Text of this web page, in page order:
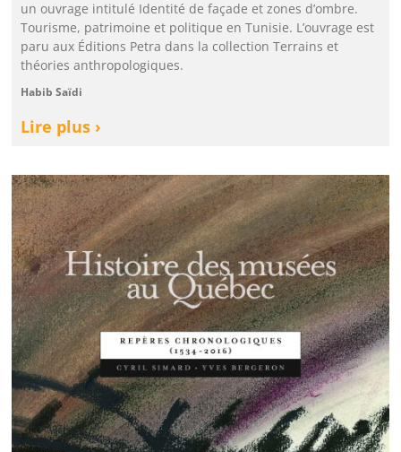
un ouvrage intitulé Identité de façade et zones d’ombre.
Tourisme, patrimoine et politique en Tunisie. L’ouvrage est
paru aux Éditions Petra dans la collection Terrains et
théories anthropologiques.
Habib Saïdi
Lire plus ›